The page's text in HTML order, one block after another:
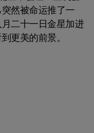
然被命运推了一
二十一日金星加进
更美的前景。